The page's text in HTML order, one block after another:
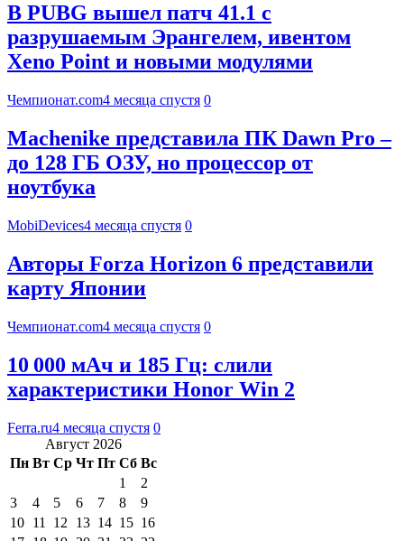
В PUBG вышел патч 41.1 с
разрушаемым Эрангелем, ивентом
Xeno Point и новыми модулями
Чемпионат.com4 месяца спустя 0
Machenike представила ПК Dawn Pro –
до 128 ГБ ОЗУ, но процессор от
ноутбука
MobiDevices4 месяца спустя 0
Авторы Forza Horizon 6 представили
карту Японии
Чемпионат.com4 месяца спустя 0
10 000 мАч и 185 Гц: слили
характеристики Honor Win 2
Ferra.ru4 месяца спустя 0
Август 2026
Пн Вт Ср Чт Пт Сб Вс
1
2
3
4 5 6 7 8
9
10 11 12 13 14 15 16